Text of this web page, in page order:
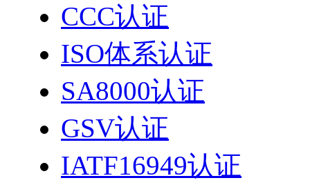
CCC认证
ISO体系认证
SA8000认证
GSV认证
IATF16949认证